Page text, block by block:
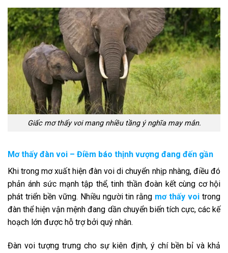
Giấc mơ thấy voi mang nhiều tầng ý nghĩa may mắn.
Mơ thấy đàn voi – Điềm báo thịnh vượng đang đến gần
Khi trong mơ xuất hiện đàn voi di chuyển nhịp nhàng, điều đó
phản ánh sức mạnh tập thể, tinh thần đoàn kết cùng cơ hội
phát triển bền vững. Nhiều người tin rằng mơ thấy voi trong
đàn thể hiện vận mệnh đang dần chuyển biến tích cực, các kế
hoạch lớn được hỗ trợ bởi quý nhân.
Đàn voi tượng trưng cho sự kiên định, ý chí bền bỉ và khả